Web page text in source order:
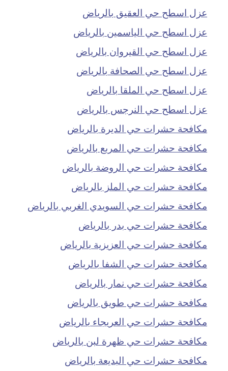
عزل اسطح حي العقيق بالرياض
عزل اسطح حي الياسمين بالرياض
عزل اسطح حي القيروان بالرياض
عزل اسطح حي الصحافة بالرياض
عزل اسطح حي الملقا بالرياض
عزل اسطح حي النرجس بالرياض
مكافحة حشرات حي الديرة بالرياض
مكافحة حشرات حي المربع بالرياض
مكافحة حشرات حي الروضة بالرياض
مكافحة حشرات حي الملز بالرياض
مكافحة حشرات حي السويدي الغربي بالرياض
مكافحة حشرات حي بدر بالرياض
مكافحة حشرات حي العزيزية بالرياض
مكافحة حشرات حي الشفا بالرياض
مكافحة حشرات حي نمار بالرياض
مكافحة حشرات حي طويق بالرياض
مكافحة حشرات حي العريجاء بالرياض
مكافحة حشرات حي ظهرة لبن بالرياض
مكافحة حشرات حي البديعة بالرياض